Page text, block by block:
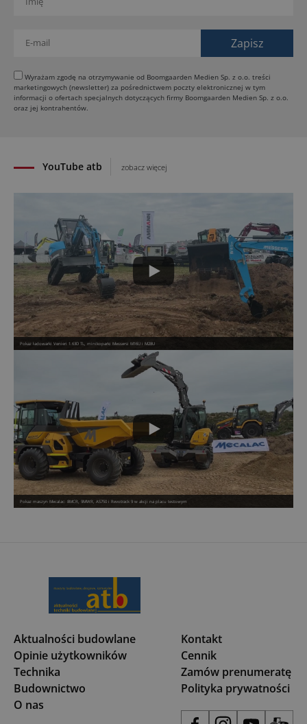
Dynapac SD25 80C e: elektryczna rozkładarka
02.08.2026
Dynapac NEXUS: cyfrowa rewolucja w robotach
drogowych
01.08.2026
Jeden walec, trzy tryby zagęszczania BOMAG BW
YouTube atb zobacz więcej
Pokaz ładowarki Venieri 1.63D TL, minikoparki Messersi M16U i M28U
Pokaz maszyn Mecalac: 8MCR, 9MWR, AS750 i Revotrack 9 w akcji na placu testowym
Wyrażam zgodę na otrzymywanie od Boomgaarden Medien Sp. z o.o. treści
marketingowych (newsletter) za pośrednictwem poczty elektronicznej w tym
informacji o ofertach specjalnych dotyczących firmy Boomgaarden Medien Sp. z o.o.
oraz jej kontrahentów.
Aktualności budowlane
Opinie użytkowników
Technika
Budownictwo
O nas
Kontakt
Cennik
Zamów prenumeratę
Polityka prywatności